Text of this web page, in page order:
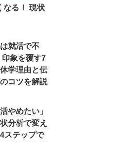
なる！ 現状
就活で不
印象を覆す7
学理由と伝
コツを解説
活やめたい」
分析で変え
ステップで